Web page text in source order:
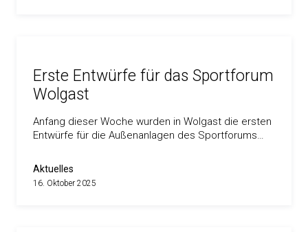
Erste Entwürfe für das Sportforum
Wolgast
Anfang dieser Woche wurden in Wolgast die ersten
Entwürfe für die Außenanlagen des Sportforums…
Aktuelles
16. Oktober 2025